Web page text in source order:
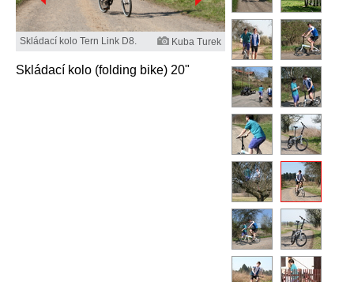
Skládací kolo Tern Link D8. Kuba Turek
Skládací kolo (folding bike) 20"